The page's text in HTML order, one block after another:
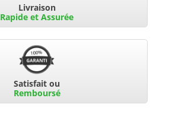
Livraison
Rapide et Assurée
Satisfait ou
Remboursé